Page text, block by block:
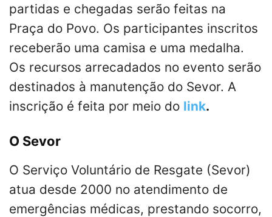
partidas e chegadas serão feitas na
Praça do Povo. Os participantes inscritos
receberão uma camisa e uma medalha.
Os recursos arrecadados no evento serão
destinados à manutenção do Sevor. A
inscrição é feita por meio do link.
O Sevor
O Serviço Voluntário de Resgate (Sevor)
atua desde 2000 no atendimento de
emergências médicas, prestando socorro,